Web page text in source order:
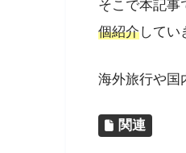
そこで本記事
個紹介してい
海外旅行や国
関連